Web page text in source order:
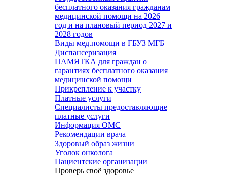
бесплатного оказания гражданам
медицинской помощи на 2026
год и на плановый период 2027 и
2028 годов
Виды мед.помощи в ГБУЗ МГБ
Диспансеризация
ПАМЯТКА для граждан о
гарантиях бесплатного оказания
медицинской помощи
Прикрепление к участку
Платные услуги
Специалисты предоставляющие
платные услуги
Информация ОМС
Рекомендации врача
Здоровый образ жизни
Уголок онколога
Пациентские организации
Проверь своё здоровье